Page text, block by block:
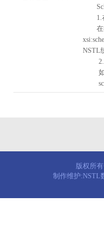
1.
在待
NSTL
2.
如需
版权所
制作维护:NSTL